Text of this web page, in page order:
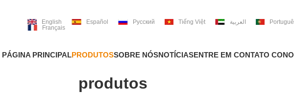
English Español Русский Tiếng Việt العربية
Français
PÁGINA PRINCIPALPRODUTOSSOBRE NÓSNOTÍCIASENTRE EM CONTATO
produtos